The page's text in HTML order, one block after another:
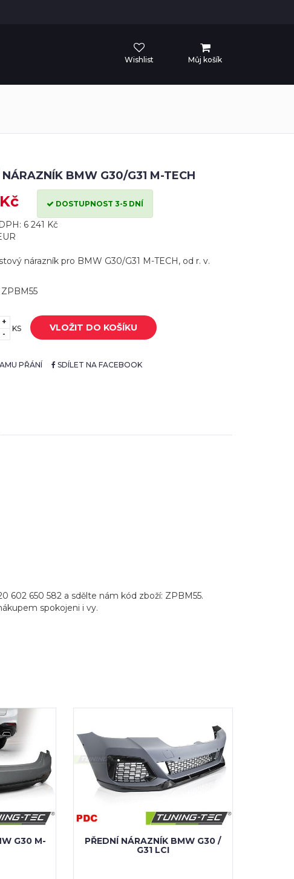
Wishlist Můj košík
NÁRAZNÍK BMW G30/G31 M-TECH
DOSTUPNOST 3-5 DNÍ
6 241 Kč
nárazník pro BMW G30/G31 M-TECH, od r. v.
+
-
KS VLOŽIT DO KOŠÍKU
PŘÁNÍ SDÍLET NA FACEBOOK
602 650 582 a sdělte nám kód zboží: ZPBM55.
spokojeni i vy.
G30 M-
PŘEDNÍ NÁRAZNÍK BMW G30 /
G31 LCI